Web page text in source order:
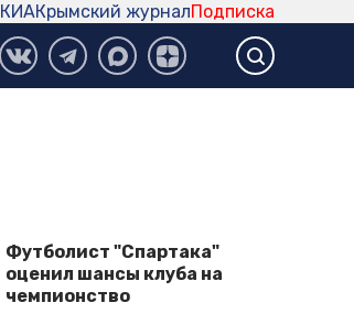
Подписка
Крымский журнал
КИА
Футболист "Спартака"
оценил шансы клуба на
чемпионство